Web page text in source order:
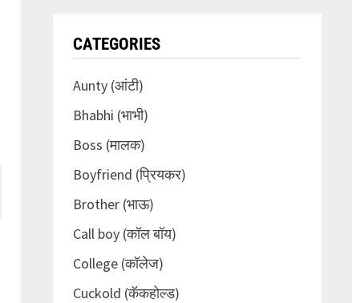
CATEGORIES
Aunty (आंटी)
Bhabhi (भाभी)
Boss (मालक)
Boyfriend (प्रियकर)
Brother (भाऊ)
Call boy (कॉल बॉय)
College (कॉलेज)
Cuckold (कॅकहोल्ड)